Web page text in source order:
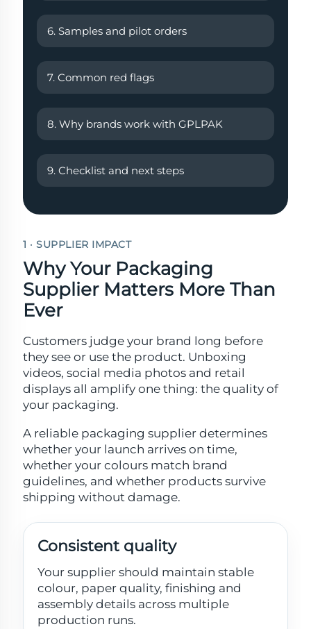
6. Samples and pilot orders
7. Common red flags
8. Why brands work with GPLPAK
9. Checklist and next steps
1 · SUPPLIER IMPACT
Why Your Packaging
Supplier Matters More Than
Ever
Customers judge your brand long before
they see or use the product. Unboxing
videos, social media photos and retail
displays all amplify one thing: the quality of
your packaging.
A reliable packaging supplier determines
whether your launch arrives on time,
whether your colours match brand
guidelines, and whether products survive
shipping without damage.
Consistent quality
Your supplier should maintain stable
colour, paper quality, finishing and
assembly details across multiple
production runs.